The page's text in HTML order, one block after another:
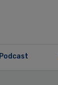
Podcast